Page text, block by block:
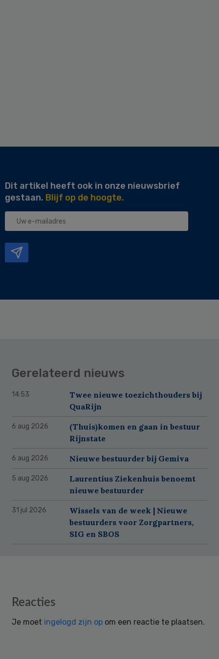
Dit artikel heeft ook in onze nieuwsbrief
gestaan. Blijf op de hoogte.
Uw
Gerelateerd nieuws
14:53
Twee nieuwe toezichthouders bij
QuaRijn
6 aug 2026
(Thuis)komen en gaan in bestuur
Rijnstate
6 aug 2026 Nieuwe bestuurder bij Gemiva
5 aug 2026
Laurentius Ziekenhuis benoemt
nieuwe bestuurder
31 jul 2026
Wissels van de week | Nieuwe
bestuurders voor Zorgpartners,
SIG en SBOS
Reader
Reacties
Je moet ingelogd zijn op om een reactie te plaatsen.